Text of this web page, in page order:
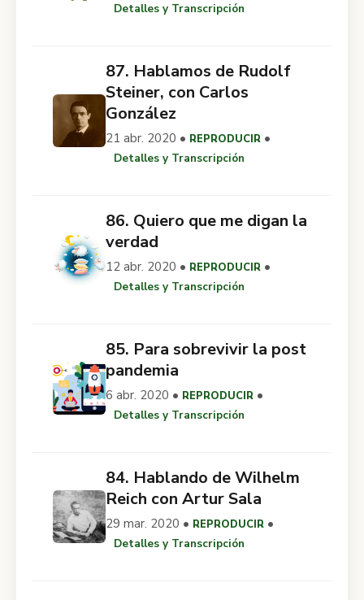
Detalles y Transcripción
87. Hablamos de Rudolf
Steiner, con Carlos
González
21 abr. 2020 • REPRODUCIR •
Detalles y Transcripción
86. Quiero que me digan la
verdad
12 abr. 2020 • REPRODUCIR •
Detalles y Transcripción
85. Para sobrevivir la post
pandemia
6 abr. 2020 • REPRODUCIR •
Detalles y Transcripción
84. Hablando de Wilhelm
Reich con Artur Sala
29 mar. 2020 • REPRODUCIR •
Detalles y Transcripción